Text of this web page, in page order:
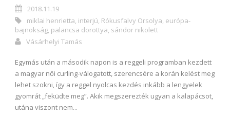
2018.11.19
miklai henrietta, interjú, Rókusfalvy Orsolya, európa-
bajnokság, palancsa dorottya, sándor nikolett
Vásárhelyi Tamás
Egymás után a második napon is a reggeli programban kezdett
a magyar női curling-válogatott, szerencsére a korán kelést meg
lehet szokni, így a reggel nyolcas kezdés inkább a lengyelek
gyomrát „feküdte meg”. Akik megszerezték ugyan a kalapácsot,
utána viszont nem...